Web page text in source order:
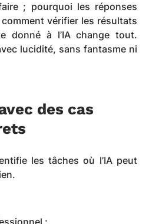
; pourquoi les réponses
vérifier les résultats
donné à l’IA change tout.
lucidité, sans fantasme ni
des cas
les tâches où l’IA peut